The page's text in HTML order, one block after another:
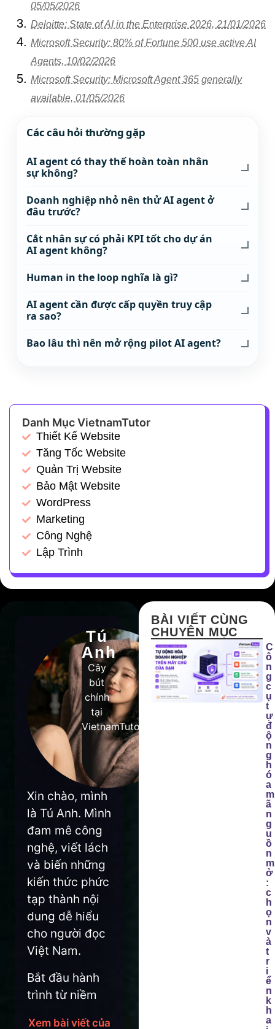
05/05/2026
Deloitte: State of AI in the Enterprise 2026, 21/01/2026
Microsoft Security: 80% of Fortune 500 use active AI
Agents, 10/02/2026
Microsoft Security: Microsoft Agent 365 generally
available, 01/05/2026
Các câu hỏi thường gặp
AI agent có thay thế hoàn toàn nhân
sự không?
Doanh nghiệp nhỏ nên thử AI agent ở
đâu trước?
Cắt nhân sự có phải KPI tốt cho dự án
AI agent không?
Human in the loop nghĩa là gì?
AI agent cần được cấp quyền truy cập
ra sao?
Bao lâu thì nên mở rộng pilot AI agent?
Danh Mục VietnamTutor
Thiết Kế Website
Tăng Tốc Website
Quản Trị Website
Bảo Mật Website
WordPress
Marketing
Công Nghệ
Lập Trình
Tú
Anh
Cây
bút
chính
tại
VietnamTutor
Xin chào, mình
là Tú Anh. Mình
đam mê công
nghệ, viết lách
và biến những
kiến thức phức
tạp thành nội
dung dễ hiểu
cho người đọc
Việt Nam.
Bắt đầu hành
trình từ niềm
Xem bài viết của
BÀI VIẾT CÙNG
CHUYÊN MỤC
C
ô
n
g
c
ụ
t
ự
đ
ộ
n
g
h
ó
a
m
ã
n
g
u
ồ
n
m
ở
:
c
h
ọ
n
v
à
t
r
i
ể
n
k
h
a